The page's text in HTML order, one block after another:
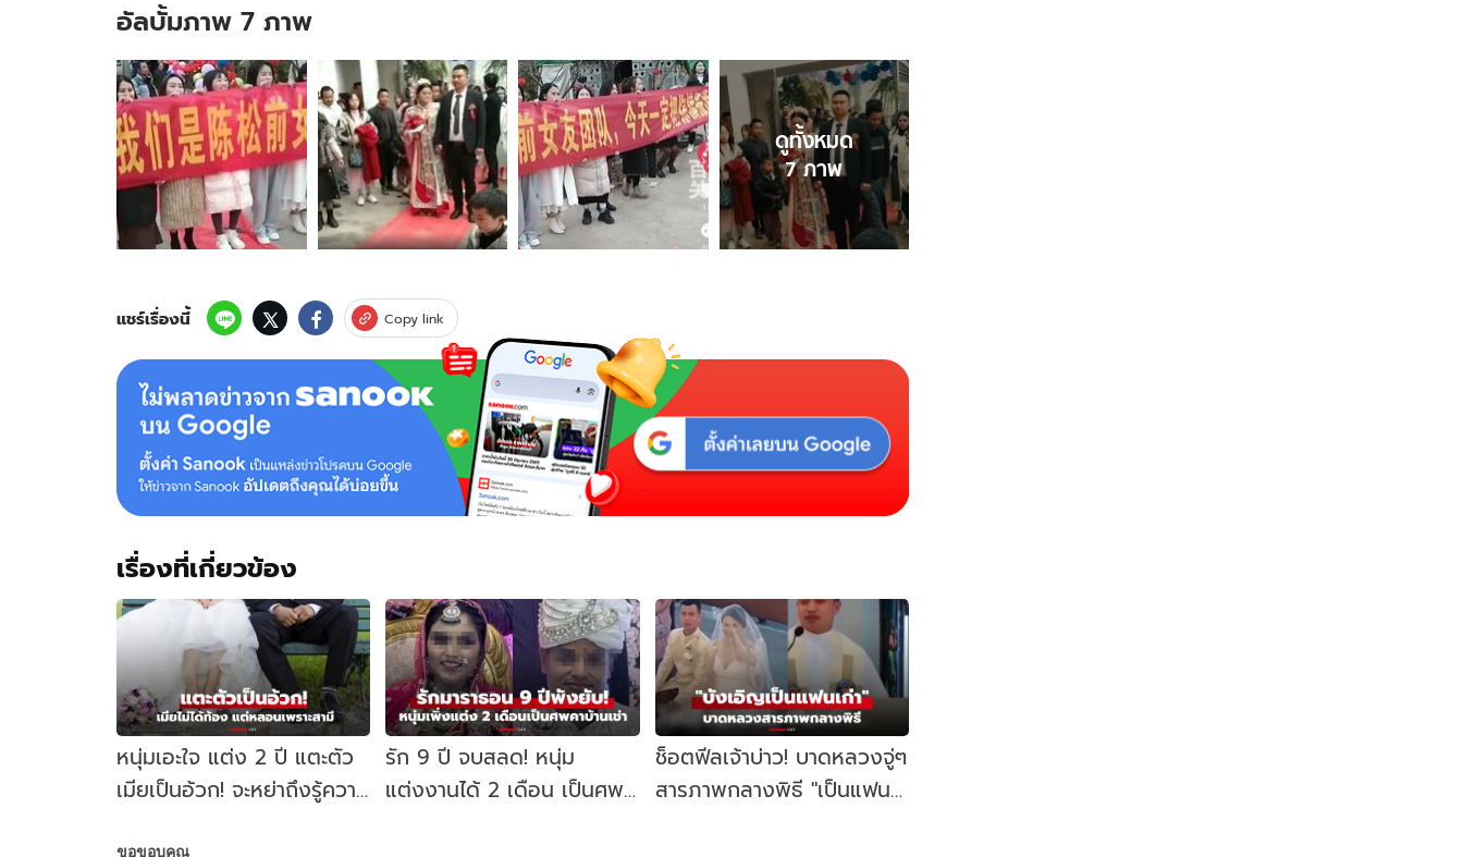
อัลบั้มภาพ 7 ภาพ
อัลบั้ม
ภาพ
7
ภาพ
ของ
แก๊ง
เก่า
เจ้า
ชู
กลาง
งาน
แต่ง
ก่อน
เฉลย
พีก
แต่
ช่วย
ดู
เจ้า
ด้วย
ดูทั้งหมด
7ภาพ
แชร์เรื่องนี้ Copy link
เรื่องที่เกี่ยวข้อง
หนุ่มเอะใจ แต่ง 2 ปี แตะตัว
เมียเป็นอ้วก! จะหย่าถึงรู้ความ
รัก 9 ปี จบสลด! หนุ่ม
แต่งงานได้ 2 เดือน เป็นศพ
ช็อตฟีลเจ้าบ่าว! บาดหลวงจู่ๆ
สารภาพกลางพิธี "เป็นแฟน
ขอขอบคุณ